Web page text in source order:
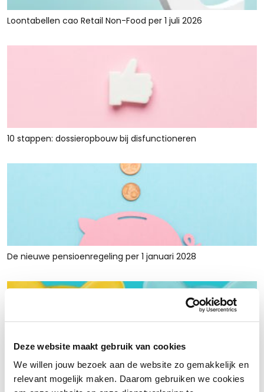
Deze website maakt gebruik van cookies
We willen jouw bezoek aan de website zo gemakkelijk en
relevant mogelijk maken. Daarom gebruiken we cookies
Loontabellen cao Retail Non-Food per 1 juli 2026
10 stappen: dossieropbouw bij disfunctioneren
De nieuwe pensioenregeling per 1 januari 2028
Rust en ruimte met werkkapitaalfinanciering: voor retailers
die tijdelijk krap zitten